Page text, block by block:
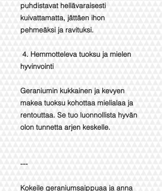
puhdistavat hellävaraisesti
kuivattamatta, jättäen ihon
pehmeäksi ja ravituksi.
4. Hemmotteleva tuoksu ja mielen
hyvinvointi
Geraniumin kukkainen ja kevyen
makea tuoksu kohottaa mielialaa ja
rentouttaa. Se tuo luonnollista hyvän
olon tunnetta arjen keskelle.
---
Kokeile geraniumsaippuaa ja anna